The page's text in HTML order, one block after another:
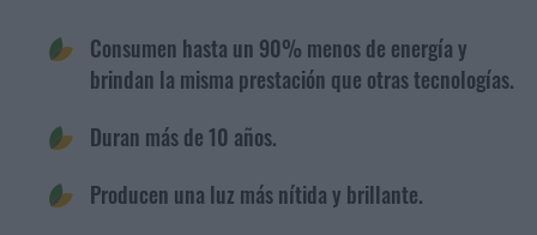
Consumen hasta un 90% menos de energía y
brindan la misma prestación que otras tecnologías.
Duran más de 10 años.
Producen una luz más nítida y brillante.